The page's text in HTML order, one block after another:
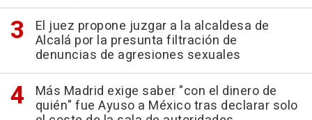
El juez propone juzgar a la alcaldesa de
Alcalá por la presunta filtración de
denuncias de agresiones sexuales
Más Madrid exige saber "con el dinero de
quién" fue Ayuso a México tras declarar solo